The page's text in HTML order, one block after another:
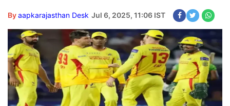
Byaapkarajasthan Desk Jul 6, 2025, 11:06 IST